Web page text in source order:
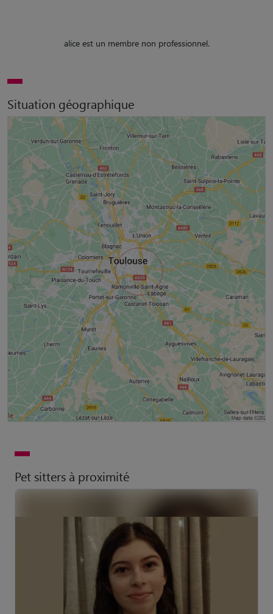
alice est un membre non professionnel.
Situation géographique
Pet sitters à proximité